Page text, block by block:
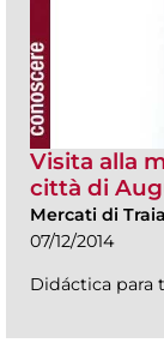
Visita alla
città di
Mercati di
07/12/2014
Didáctica para